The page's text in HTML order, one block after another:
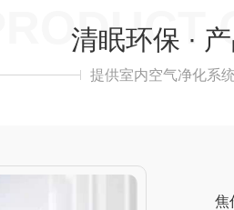
PRODUCT
清眠环保 ·
提供室内空气净化系
焦